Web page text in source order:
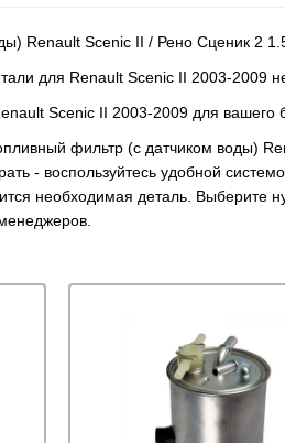
Renault Scenic II / Рено Сценик 2
для Renault Scenic II 2003-2009
Scenic II 2003-2009 для вашего
фильтр (с датчиком воды)
- воспользуйтесь удобной
необходимая деталь. Выберите